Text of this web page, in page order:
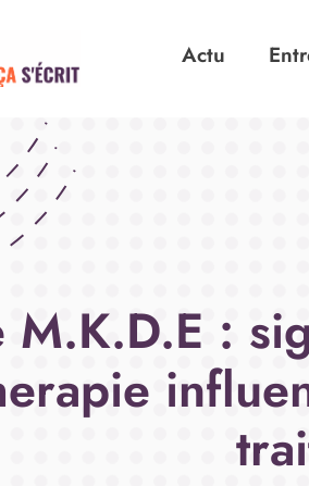
Actu
M.K.D.E :